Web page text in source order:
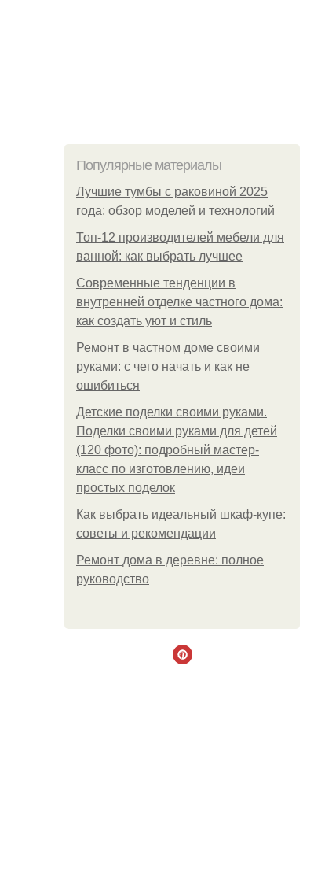
Популярные материалы
Лучшие тумбы с раковиной 2025
года: обзор моделей и технологий
Топ-12 производителей мебели для
ванной: как выбрать лучшее
Современные тенденции в
внутренней отделке частного дома:
как создать уют и стиль
Ремонт в частном доме своими
руками: с чего начать и как не
ошибиться
Детские поделки своими руками.
Поделки своими руками для детей
(120 фото): подробный мастер-
класс по изготовлению, идеи
простых поделок
Как выбрать идеальный шкаф-купе:
советы и рекомендации
Ремонт дома в деревне: полное
руководство